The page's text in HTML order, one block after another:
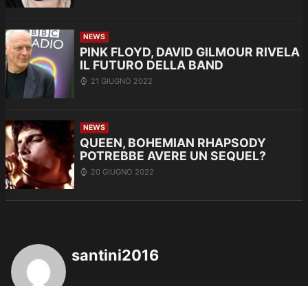
NEWS
PINK FLOYD, DAVID GILMOUR RIVELA
IL FUTURO DELLA BAND
21 GIUGNO 2022
NEWS
QUEEN, BOHEMIAN RHAPSODY
POTREBBE AVERE UN SEQUEL?
20 GIUGNO 2022
santini2016